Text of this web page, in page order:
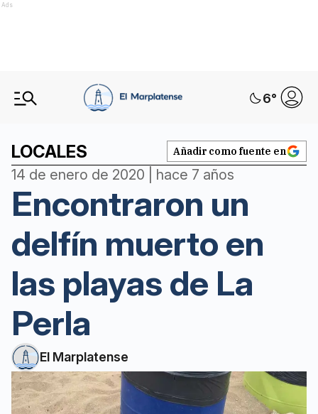
Ads
6°
LOCALES Añadir como fuente en
14 de enero de 2020 | hace 7 años
Encontraron un
delfín muerto en
las playas de La
Perla
El Marplatense